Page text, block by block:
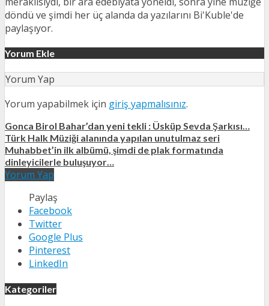
döndü ve şimdi her üç alanda da yazılarını Bi'Kuble'de
paylaşıyor.
Yorum Ekle
Yorum Yap
Yorum yapabilmek için giriş yapmalısınız.
Gonca Birol Bahar’dan yeni tekli : Üsküp Sevda Şarkısı…
Türk Halk Müziği alanında yapılan unutulmaz seri
Muhabbet’in ilk albümü, şimdi de plak formatında
dinleyicilerle buluşuyor…
Yorum Yap
Paylaş
Facebook
Twitter
Google Plus
Pinterest
LinkedIn
Kategoriler